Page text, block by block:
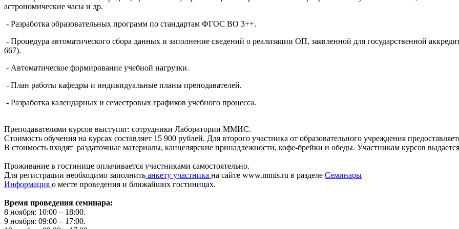
астрономические часы и др.
- Разработка образовательных программ по стандартам ФГОС ВО 3++.
- Процедура автоматического сбора данных и заполнение сведений о реализации ОП, заявленной для государственной
667).
- Автоматическое формирование учебной нагрузки.
- План работы кафедры и индивидуальные планы преподавателей.
- Разработка календарных и семестровых графиков учебного процесса.
Преподавателями курсов выступят: сотрудники Лаборатории ММИС.
Стоимость обучения на курсах составляет 15 900 рублей. Для второго участника от образовательного учреждения
В стоимость входят раздаточные материалы, канцелярские принадлежности, кофе-брейки и обеды. Участникам курсов
Проживание в гостинице оплачивается участниками самостоятельно.
Для регистрации необходимо заполнить анкету участника на сайте www.mmis.ru в разделе Семинары
Информация о месте проведения и ближайших гостиницах.
Время проведения семинара:
8 ноября: 10:00 – 18:00.
9 ноября: 09:00 – 17:00.